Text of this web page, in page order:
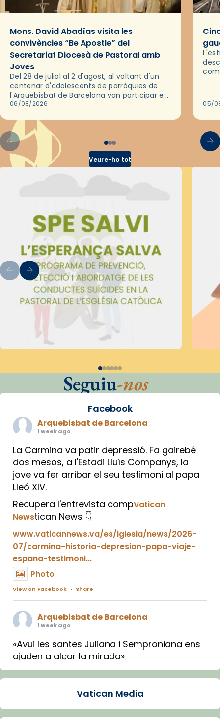
Mons. David Abadías visita les
convivències “Be Apostle” del
Secretariat Diocesà de Pastoral amb
Joves
Del 28 de juliol al 2 d'agost, al voltant d'un
centenar d'adolescents de parròquies de
l'Arquebisbat de Barcelona van participar en
les convivències Be Apostle, organitzades
06/08/2026 05/
Veure-ho tot
Seguiu-nos
Facebook
Arquebisbat de Barcelona
1 week ago
La Carmina va patir depressió. Fa gairebé
dos mesos, a l'Estadi Lluís Companys, la
jove va fer arribar el seu testimoni al papa
Lleó XIV.
Recupera l'entrevista compVatican
Newstican News 👇
www.vaticannews.va/es/iglesia/news/2026-
07/carmina-historia-depresion-papa-viaje-
espana-testimoni...
Photo
View on Facebook · Share
Arquebisbat de Barcelona
1 week ago
«Avui les santes Juliana i Semproniana ens
ajuden a alçar la mirada»
Mons. Sergi Gordo, bisbe de Tortosa, ha
Santes de Mataró.
🔗tinyurl.com/cvu5jmbk
Vatican Media